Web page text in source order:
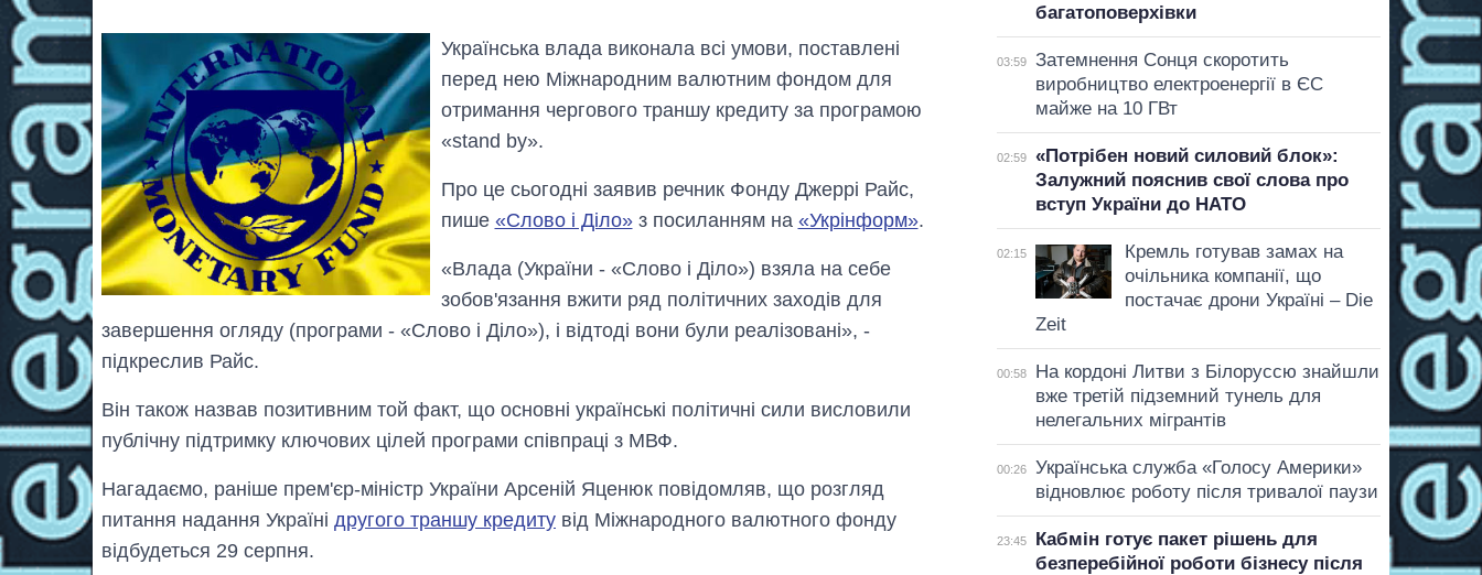
Українська влада виконала всі умови, поставлені
перед нею Міжнародним валютним фондом для
отримання чергового траншу кредиту за програмою
«stand by».
Про це сьогодні заявив речник Фонду Джеррі Райс,
пише «Слово і Діло»з посиланням на «Укрінформ».
«Влада (України - «Слово і Діло») взяла на себе
зобов'язання вжити ряд політичних заходів для
завершення огляду (програми - «Слово і Діло»), і відтоді вони були реалізовані», -
підкреслив Райс.
Він також назвав позитивним той факт, що основні українські політичні сили висловили
публічну підтримку ключових цілей програми співпраці з МВФ.
Нагадаємо, раніше прем'єр-міністр України Арсеній Яценюк повідомляв, що розгляд
питання надання Україні другого траншу кредиту від Міжнародного валютного фонду
відбудеться 29 серпня.
багатоповерхівки
03:59
Затемнення Сонця скоротить
виробництво електроенергії в ЄС
майже на 10 ГВт
02:59
«Потрібен новий силовий блок»:
Залужний пояснив свої слова про
вступ України до НАТО
02:15
Кремль готував замах на
очільника компанії, що
постачає дрони Україні – Die
Zeit
00:58
На кордоні Литви з Білоруссю знайшли
вже третій підземний тунель для
нелегальних мігрантів
00:26
Українська служба «Голосу Америки»
відновлює роботу після тривалої паузи
23:45
Кабмін готує пакет рішень для
безперебійної роботи бізнесу після